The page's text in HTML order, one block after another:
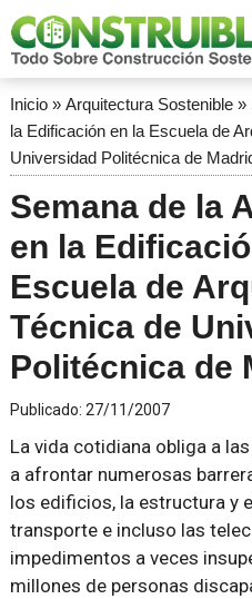
Inicio» Arquitectura Sostenible»
la Edificación en la Escuela de
Universidad Politécnica de
Semana de la
en la
Escuela de
Técnica de
Politécnica de
Publicado: 27/11/2007
La vida cotidiana obliga a
a afrontar numerosas
los edificios, la estructura y
transporte e incluso las
impedimentos a veces
millones de personas